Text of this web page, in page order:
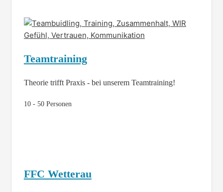
Teamtraining
Theorie trifft Praxis - bei unserem Teamtraining!
10 - 50 Personen
FFC Wetterau